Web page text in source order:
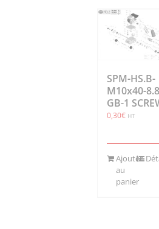
SPM-HS.B-
M10x40-
GB-1
0,30€ HT
Ajouter
au
panier